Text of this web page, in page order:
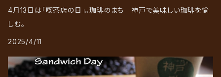
4月13日は「喫茶店の日」。珈琲のまち 神戸で美味しい珈琲を愉
しむ。
2025/4/11